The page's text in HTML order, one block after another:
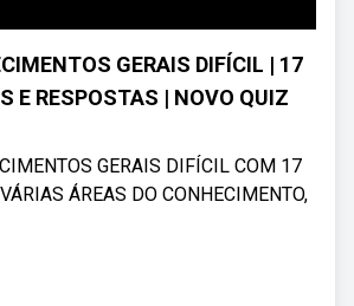
GERAIS DIFÍCIL | 17
E RESPOSTAS | NOVO QUIZ
GERAIS DIFÍCIL COM 17
ÁREAS DO CONHECIMENTO,